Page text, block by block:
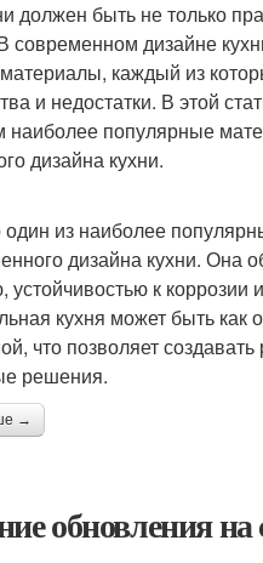
должен быть не только
современном дизайне
каждый из
и недостатки. В этой
наиболее популярные
дизайна кухни.
один из наиболее
дизайна кухни. Она
устойчивостью к коррозии
кухня может быть как
что позволяет
решения.
→
обновления на